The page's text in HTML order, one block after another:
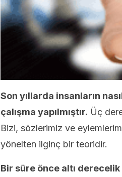
Son yıllarda insanların
çalışma yapılmıştır. Üç
Bizi, sözlerimiz ve
yönelten ilginç bir teoridir.
Bir süre önce altı derecelik